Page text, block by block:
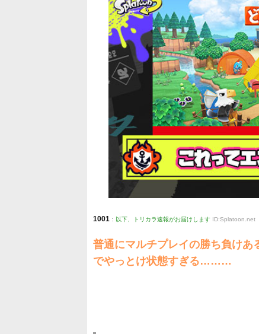
1001 : 以下、トリカラ速報がお届けします ID:Splatoon.net
普通にマルチプレイの勝ち負けあ
でやっとけ状態すぎる………